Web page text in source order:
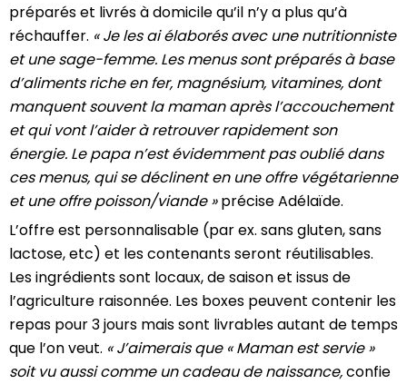
préparés et livrés à domicile qu’il n’y a plus qu’à
réchauffer. « Je les ai élaborés avec une nutritionniste
et une sage-femme. Les menus sont préparés à base
d’aliments riche en fer, magnésium, vitamines, dont
manquent souvent la maman après l’accouchement
et qui vont l’aider à retrouver rapidement son
énergie. Le papa n’est évidemment pas oublié dans
ces menus, qui se déclinent en une offre végétarienne
et une offre poisson/viande »précise Adélaïde.
L’offre est personnalisable (par ex. sans gluten, sans
lactose, etc) et les contenants seront réutilisables.
Les ingrédients sont locaux, de saison et issus de
l’agriculture raisonnée. Les boxes peuvent contenir les
repas pour 3 jours mais sont livrables autant de temps
que l’on veut. « J’aimerais que « Maman est servie »
soit vu aussi comme un cadeau de naissance,confie